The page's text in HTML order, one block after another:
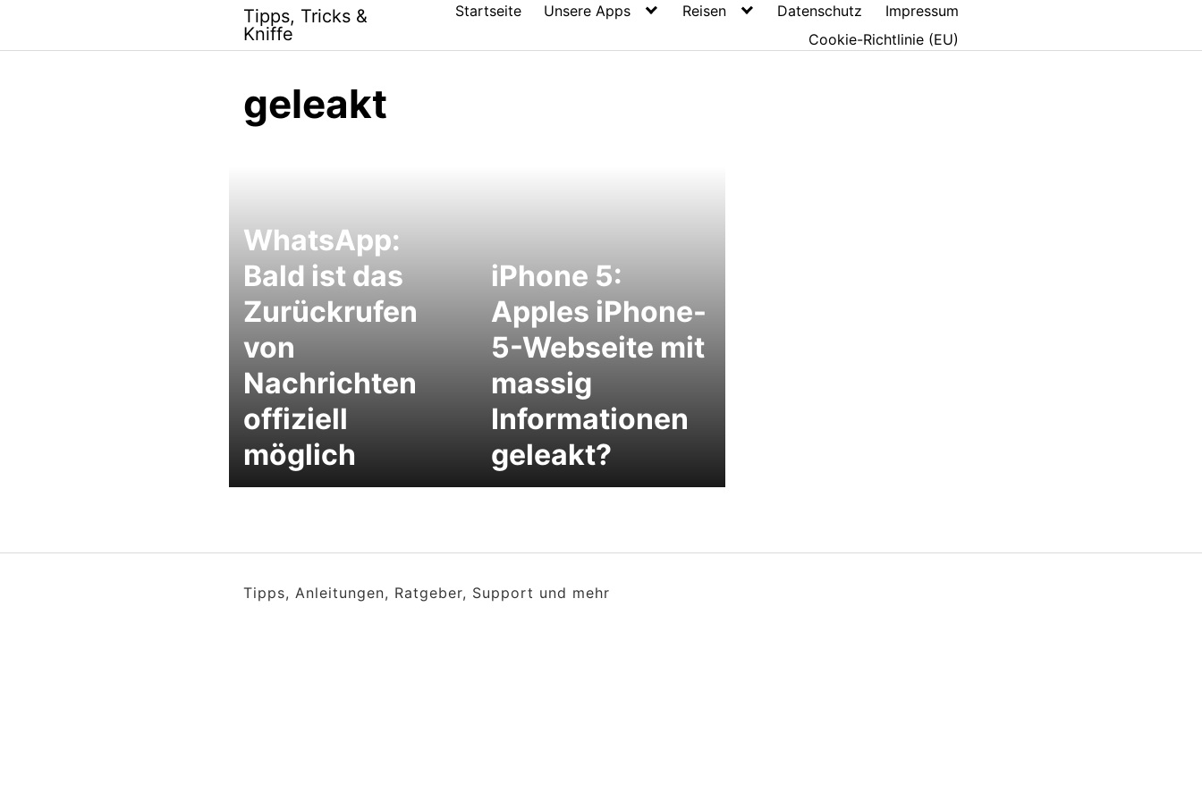
content
Tipps, Tricks &
Kniffe
Startseite Unsere Apps Reisen Datenschutz
Impressum
Cookie-Richtlinie (EU)
geleakt
WhatsApp:
Bald ist das
Zurückrufen
von
Nachrichten
offiziell
möglich
iPhone 5:
Apples iPhone-
5-Webseite mit
massig
Informationen
geleakt?
Tipps, Anleitungen, Ratgeber, Support und mehr